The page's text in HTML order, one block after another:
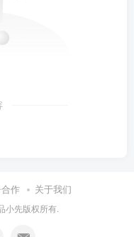
作 关于我们
小先版权所有.